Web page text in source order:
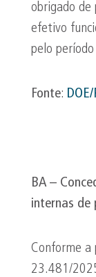
obrigado de
efetivo
pelo
Fonte:
BA –
internas de
Conforme a
23.481/